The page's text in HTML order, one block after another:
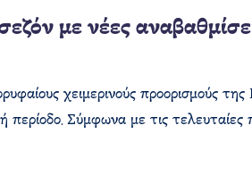
με νέες
χειμερινούς προορισμούς της
περίοδο. Σύμφωνα με τις